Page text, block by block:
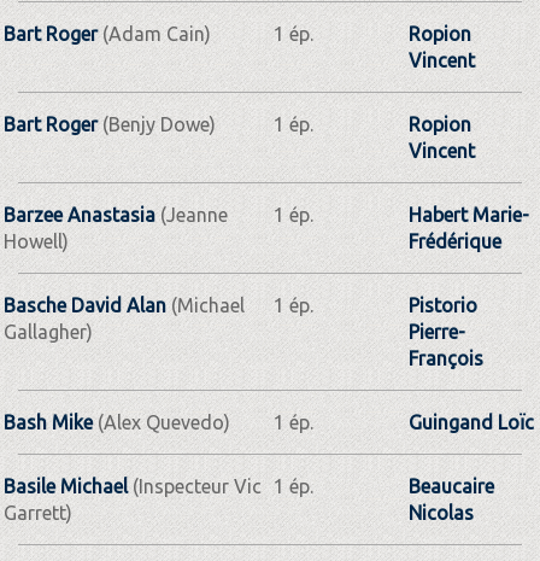
Bart Roger(Adam Cain) 1 ép.
Ropion
Vincent
Bart Roger(Benjy Dowe) 1 ép.
Ropion
Vincent
Barzee Anastasia(Jeanne
Howell)
1 ép.
Habert Marie-
Frédérique
Basche David Alan (Michael
Gallagher)
1 ép.
Pistorio
Pierre-
François
Bash Mike(Alex Quevedo) 1 ép. Guingand Loïc
Basile Michael (Inspecteur Vic
Garrett)
1 ép.
Beaucaire
Nicolas